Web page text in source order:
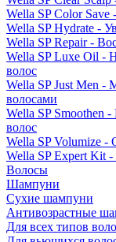
Wella SP Color
Wella SP Hydrate -
Wella SP Repair -
Wella SP Luxe Oil -
волос
Wella SP Just Men -
волосами
Wella SP Smoothen
волос
Wella SP Volumize -
Wella SP Expert Kit -
Волосы
Шампуни
Сухие шампуни
Антивозрастные
Для всех типов